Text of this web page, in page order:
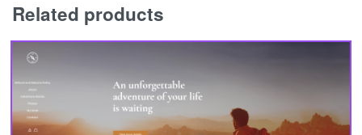
Related products